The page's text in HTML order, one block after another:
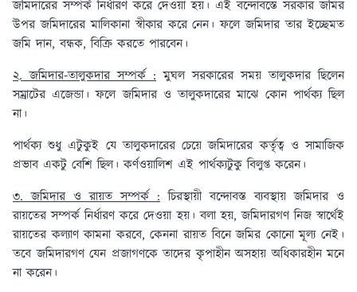
জমিদারের সম্পর্ক নির্ধারণ করে দেওয়া হয়। এই বন্দোবস্তে সরকার জমির
উপর জমিদারের মালিকানা স্বীকার করে নেন। ফলে জমিদার তার ইচ্ছেমত
জমি দান, বন্ধক, বিক্রি করতে পারবেন।
২. জমিদার-তালুকদার সম্পর্ক : মুঘল সরকারের সময় তালুকদার ছিলেন
সম্রাটের এজেন্ডা। ফলে জমিদার ও তালুকদারের মাঝে কোন পার্থক্য ছিল
না।
পার্থক্য শুধু এটুকুই যে তালুকদারের চেয়ে জমিদারের কর্তৃত্ব ও সামাজিক
প্রভাব একটু বেশি ছিল। কর্ণওয়ালিশ এই পার্থক্যটুকু বিলুপ্ত করেন।
৩. জমিদার ও রায়ত সম্পর্ক : চিরস্থায়ী বন্দোবস্ত ব্যবস্থায় জমিদার ও
রায়তের সম্পর্ক নির্ধারণ করে দেওয়া হয়। বলা হয়, জমিদারগণ নিজ স্বার্থেই
রায়তের কল্যাণ কামনা করবে, কেননা রায়ত বিনে জমির কোনো মূল্য নেই।
তবে জমিদারগণ যেন প্রজাগণকে তাদের কৃপাহীন অসহায় অধিকারহীন মনে
না করেন।